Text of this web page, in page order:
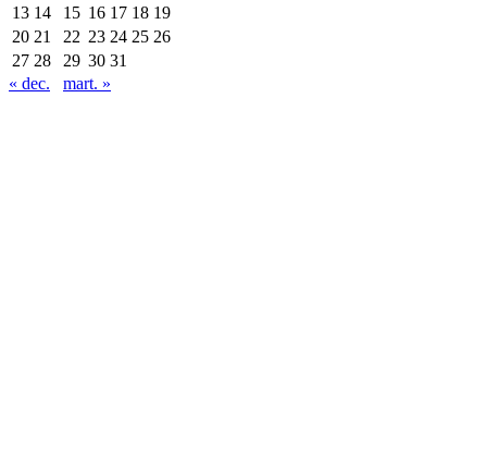
13 14 15 16 17 18 19
20 21 22 23 24 25 26
27 28 29 30 31
« dec.
mart. »